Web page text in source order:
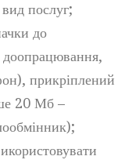
послуг;
до
прикріплений
20 Мб –